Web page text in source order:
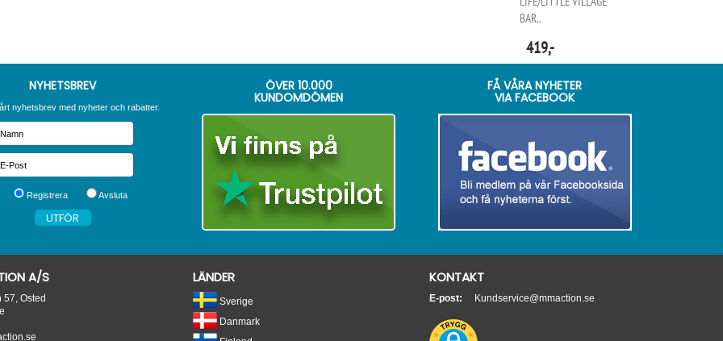
BAR..
419,-
NYHETSBREV
nyhetsbrev med nyheter och rabatter.
Registrera Avsluta
ÖVER 10.000
KUNDOMDÖMEN
FÅ VÅRA NYHETER
VIA FACEBOOK
A/S
57, Osted
LÄNDER
Sverige
Danmark
KONTAKT
E-post: Kundservice@mmaction.se